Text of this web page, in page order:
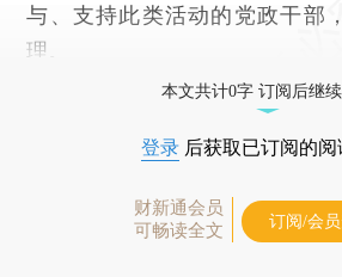
与、支持此类活动的党政干部
理。
本文共计0字 订阅后继
登录 后获取已订阅的阅
财新通会员
可畅读全文
订阅/会